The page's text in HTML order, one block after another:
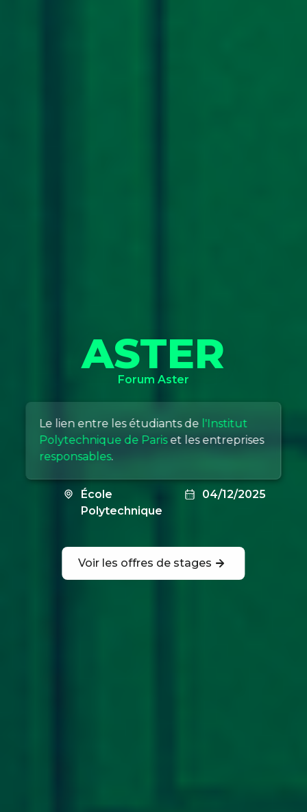
ASTER
Forum Aster
Le lien entre les étudiants de l'Institut
Polytechnique de Paris et les entreprises
responsables.
École
Polytechnique
04/12/2025
Voir les offres de stages